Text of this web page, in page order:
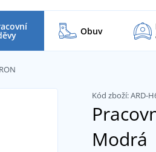
Obuv
Kód zboží:ARD-
Modrá